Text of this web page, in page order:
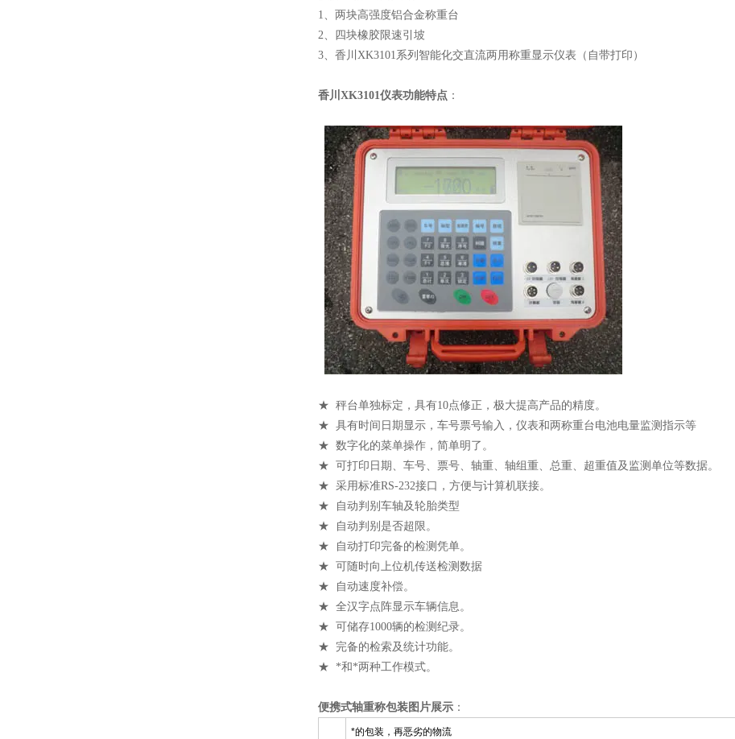
1、两块高强度铝合金称重台
2、四块橡胶限速引坡
3、香川XK3101系列智能化交直流两用称重显示仪表（自带打印）
香川XK3101仪表功能特点 ：
★ 秤台单独标定，具有10点修正，极大提高产品的精度。
★ 具有时间日期显示，车号票号输入，仪表和两称重台电池电量监测指示等
★ 数字化的菜单操作，简单明了。
★ 可打印日期、车号、票号、轴重、轴组重、总重、超重值及监测单位等数据。
★ 采用标准RS-232接口，方便与计算机联接。
★ 自动判别车轴及轮胎类型
★ 自动判别是否超限。
★ 自动打印完备的检测凭单。
★ 可随时向上位机传送检测数据
★ 自动速度补偿。
★ 全汉字点阵显示车辆信息。
★ 可储存1000辆的检测纪录。
★ 完备的检索及统计功能。
★ *和*两种工作模式。
便携式轴重称包装图片展示 ：
*的包装，再恶劣的物流